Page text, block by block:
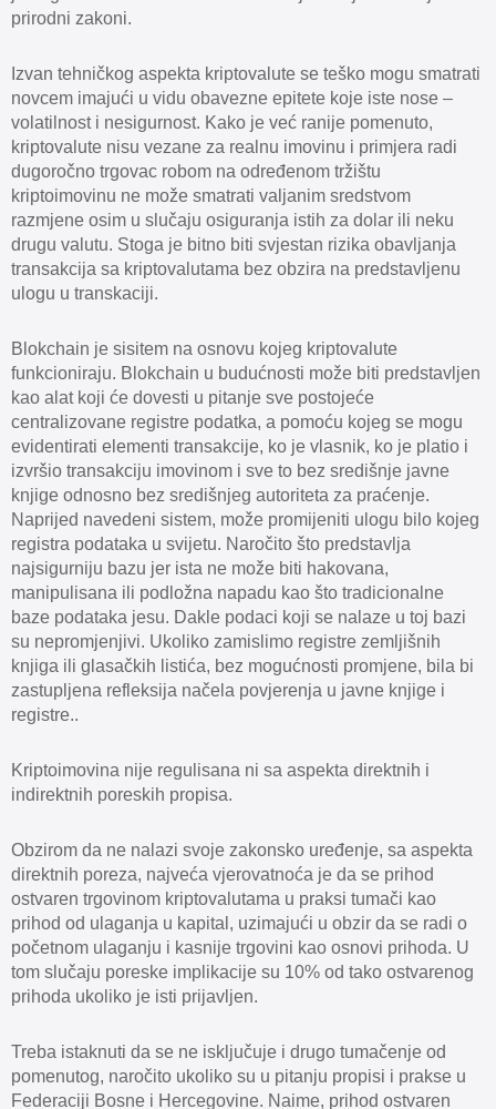
prirodni zakoni.
Izvan tehničkog aspekta kriptovalute se teško mogu smatrati
novcem imajući u vidu obavezne epitete koje iste nose –
volatilnost i nesigurnost. Kako je već ranije pomenuto,
kriptovalute nisu vezane za realnu imovinu i primjera radi
dugoročno trgovac robom na određenom tržištu
kriptoimovinu ne može smatrati valjanim sredstvom
razmjene osim u slučaju osiguranja istih za dolar ili neku
drugu valutu. Stoga je bitno biti svjestan rizika obavljanja
transakcija sa kriptovalutama bez obzira na predstavljenu
ulogu u transkaciji.
Blokchain je sisitem na osnovu kojeg kriptovalute
funkcioniraju. Blokchain u budućnosti može biti predstavljen
kao alat koji će dovesti u pitanje sve postojeće
centralizovane registre podatka, a pomoću kojeg se mogu
evidentirati elementi transakcije, ko je vlasnik, ko je platio i
izvršio transakciju imovinom i sve to bez središnje javne
knjige odnosno bez središnjeg autoriteta za praćenje.
Naprijed navedeni sistem, može promijeniti ulogu bilo kojeg
registra podataka u svijetu. Naročito što predstavlja
najsigurniju bazu jer ista ne može biti hakovana,
manipulisana ili podložna napadu kao što tradicionalne
baze podataka jesu. Dakle podaci koji se nalaze u toj bazi
su nepromjenjivi. Ukoliko zamislimo registre zemljišnih
knjiga ili glasačkih listića, bez mogućnosti promjene, bila bi
zastupljena refleksija načela povjerenja u javne knjige i
registre..
Kriptoimovina nije regulisana ni sa aspekta direktnih i
indirektnih poreskih propisa.
Obzirom da ne nalazi svoje zakonsko uređenje, sa aspekta
direktnih poreza, najveća vjerovatnoća je da se prihod
ostvaren trgovinom kriptovalutama u praksi tumači kao
prihod od ulaganja u kapital, uzimajući u obzir da se radi o
početnom ulaganju i kasnije trgovini kao osnovi prihoda. U
tom slučaju poreske implikacije su 10% od tako ostvarenog
prihoda ukoliko je isti prijavljen.
Treba istaknuti da se ne isključuje i drugo tumačenje od
pomenutog, naročito ukoliko su u pitanju propisi i prakse u
Federaciji Bosne i Hercegovine. Naime, prihod ostvaren